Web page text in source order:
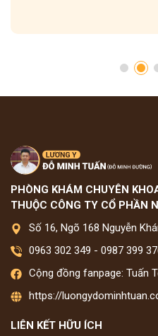
PHÒNG KHÁM CHUYÊN
THUỘC CÔNG TY CỔ PHẦN
Số 16, Ngõ 168 Nguyễn
0963 302 349 - 0987 399
Cộng đồng fanpage: Tuấn
https://
LIÊN KẾT HỮU ÍCH